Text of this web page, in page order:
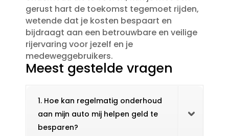
gerust hart de toekomst tegemoet rijden,
wetende dat je kosten bespaart en
bijdraagt aan een betrouwbare en veilige
rijervaring voor jezelf en je
medeweggebruikers.​
Meest gestelde vragen
1. Hoe kan regelmatig onderhoud
aan mijn auto mij helpen geld te
besparen?